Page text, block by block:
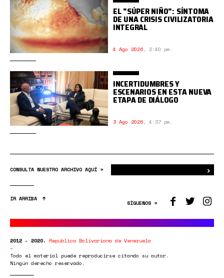
EL "SÚPER NIÑO": SÍNTOMA
DE UNA CRISIS CIVILIZATORIA
INTEGRAL
4 Ago 2026, 2:40 pm.
INCERTIDUMBRES Y
ESCENARIOS EN ESTA NUEVA
ETAPA DE DIÁLOGO
3 Ago 2026, 4:37 pm.
CONSULTA NUESTRO ARCHIVO AQUÍ > ›
IR ARRIBA
SÍGUENOS >
2012 - 2020. República Bolivariana de Venezuela
Todo el material puede reproducirse citando su autor.
Ningún derecho reservado.